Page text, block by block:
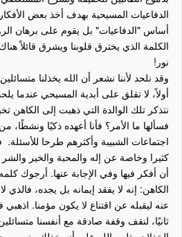
الدفاعيات المسيحية بهدف أخذ بعض
أساس "الدفاعيات" بل يقوم على برهان
الكلمة الذي يخترق قلوبنا ويشرق قائلاً
نور!
وقد نلحد لأننا نشعر أن الله يخذلنا
أولاً، لا تقلق على أبدية المسيحي عندما
نتذكر تلك الوالدة التي ذهبت إلى الكاهن
فسألها ما الأمر؟ فأنا أعهده ذكيًا ونشطًا،
اجتماعات الشبيبة وأكثرهم طرحا
كثيرا وخاصة عن إله والمحبة والخير
أن أفكر فيها وفي الإجابة عنها. أرجوك كلمه
الكاهن: إنه لا يفقد إيمانه بل يجده،
عنه ليقبله عن اقتناع لا يكون مؤمنا.
ثانيًا، لنقف وقفة صادقة مع أنفسنا